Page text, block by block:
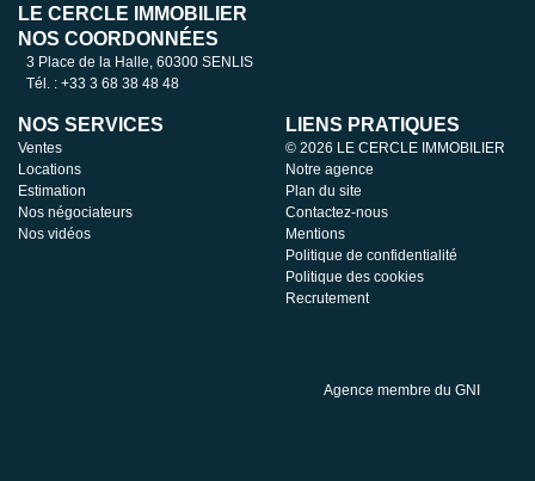
LE CERCLE IMMOBILIER
NOS COORDONNÉES
3 Place de la Halle, 60300 SENLIS
Tél. : +33 3 68 38 48 48
NOS SERVICES
Ventes
Locations
Estimation
Nos négociateurs
Nos vidéos
LIENS PRATIQUES
© 2026 LE CERCLE IMMOBILIER
Notre agence
Plan du site
Contactez-nous
Mentions
Politique de confidentialité
Politique des cookies
Recrutement
Agence membre du GNI